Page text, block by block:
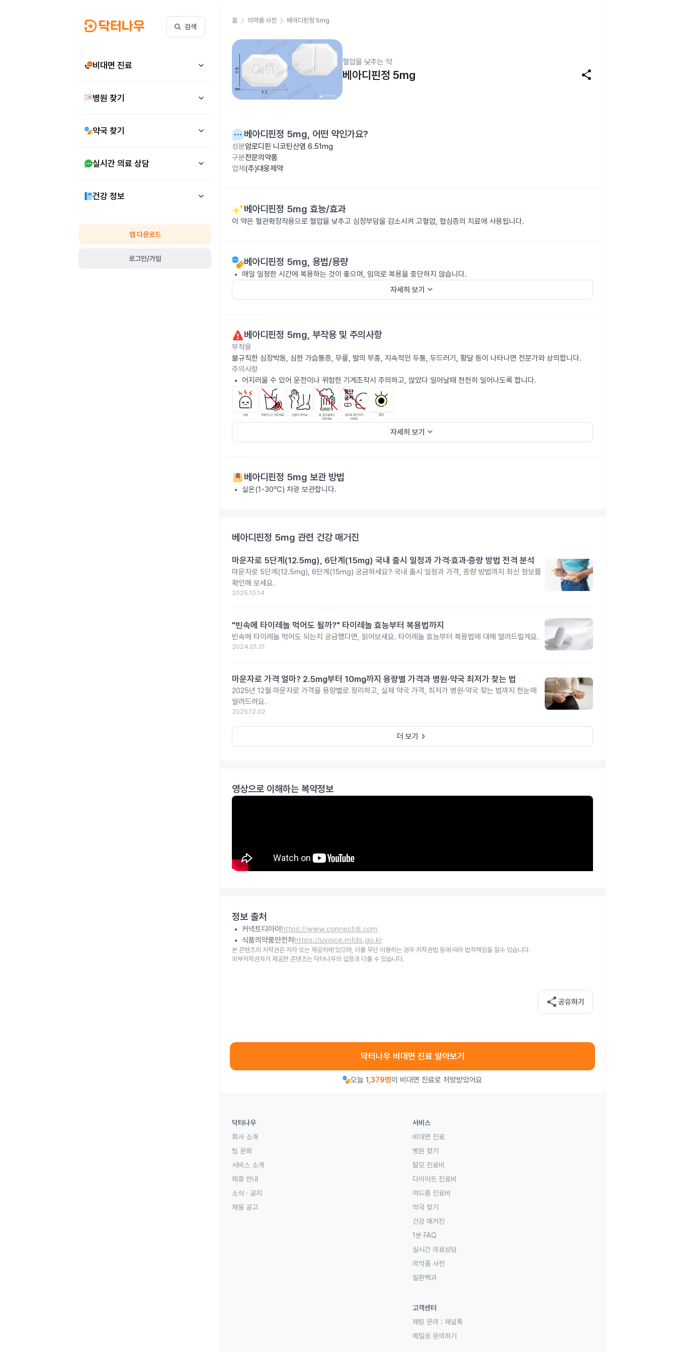
검색
비대면 진료
병원 찾기
약국 찾기
실시간 의료 상담
건강 정보
앱 다운로드
로그인/가입
홈 의약품 사전 베아디핀정 5mg
혈압을 낮추는 약
베아디핀정 5mg share
베아디핀정 5mg, 어떤 약인가요?
성분암로디핀 니코틴산염 6.51mg
구분전문의약품
업체 (주)대웅제약
베아디핀정 5mg 효능/효과
이 약은 혈관확장작용으로 혈압을 낮추고 심장부담을 감소시켜 고혈압, 협심증의 치료에 사용됩니다.
베아디핀정 5mg, 용법/용량
매일 일정한 시간에 복용하는 것이 좋으며, 임의로 복용을 중단하지 않습니다.
자세히 보기 keyboard_arrow_down
베아디핀정 5mg, 부작용 및 주의사항
부작용
불규칙한 심장박동, 심한 가슴통증, 무릎, 발의 부종, 지속적인 두통, 두드러기, 황달 등이 나타나면 전문가와 상의합니다.
주의사항
어지러울 수 있어 운전이나 위험한 기계조작시 주의하고, 앉았다 일어날때 천천히 일어나도록 합니다.
자세히 보기 keyboard_arrow_down
베아디핀정 5mg 보관 방법
실온(1-30℃) 차광 보관합니다.
베아디핀정 5mg 관련 건강 매거진
마운자로 5단계(12.5mg), 6단계(15mg) 국내 출시 일정과 가격·효과·증량 방법 전격 분석
마운자로 5단계(12.5mg), 6단계(15mg) 궁금하세요? 국내 출시 일정과 가격, 증량 방법까지 최신 정보를
확인해 보세요.
2025.10.14
"빈속에 타이레놀 먹어도 될까?" 타이레놀 효능부터 복용법까지
빈속에 타이레놀 먹어도 되는지 궁금했다면, 읽어보세요. 타이레놀 효능부터 복용법에 대해 알려드릴게요.
2024.01.31
마운자로 가격 얼마? 2.5mg부터 10mg까지 용량별 가격과 병원·약국 최저가 찾는 법
2025년 12월 마운자로 가격을 용량별로 정리하고, 실제 약국 가격, 최저가 병원·약국 찾는 법까지 한눈에
알려드려요.
2025.12.02
더 보기 keyboard_arrow_right
영상으로 이해하는 복약정보
정보 출처
커넥트디아이 https://www.connectdi.com
식품의약품안전처 https://uvoice.mfds.go.kr
본 콘텐츠의 저작권은 저자 또는 제공처에 있으며, 이를 무단 이용하는 경우 저작권법 등에 따라 법적책임을 질수 있습니다.
외부저작권자가 제공한 콘텐츠는 닥터나우의 입장과 다를 수 있습니다.
share 공유하기
닥터나우 비대면 진료 알아보기
오늘 1,379명이 비대면 진료로 처방받았어요
닥터나우
회사 소개
팀 문화
서비스 소개
제휴 안내
소식 · 공지
채용 공고
서비스
비대면 진료
병원 찾기
탈모 진료비
다이어트 진료비
여드름 진료비
약국 찾기
건강 매거진
1분 FAQ
실시간 의료상담
의약품 사전
질환백과
고객센터
채팅 문의 : 채널톡
메일로 문의하기